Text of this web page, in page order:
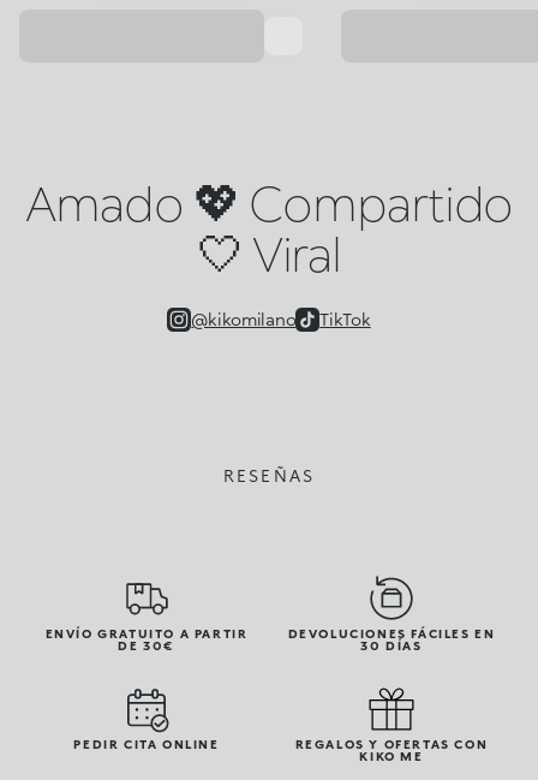
Amado 💖 Compartido
🤍 Viral
@kikomilano TikTok
RESEÑAS
ENVÍO GRATUITO A PARTIR
DE 30€
DEVOLUCIONES FÁCILES EN
30 DÍAS
PEDIR CITA ONLINE
REGALOS Y OFERTAS CON
KIKO ME